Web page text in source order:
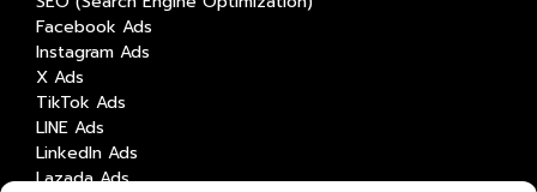
Facebook Ads
Instagram Ads
X Ads
TikTok Ads
LINE Ads
LinkedIn Ads
Lazada Ads